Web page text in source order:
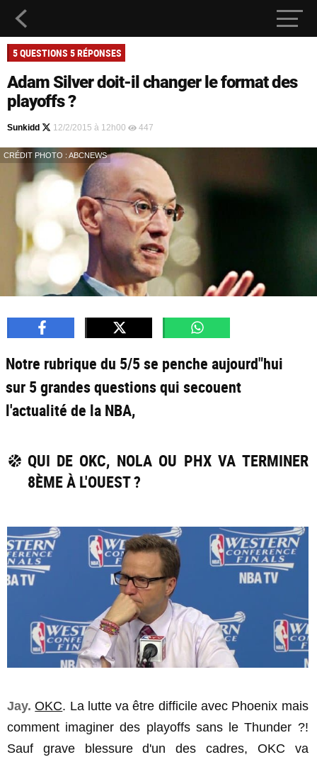
5 QUESTIONS 5 RÉPONSES
Adam Silver doit-il changer le format des
playoffs ?
Sunkidd 12/2/2015 à 12h00 447
CRÉDIT PHOTO : ABCNEWS
Notre rubrique du 5/5 se penche aujourd"hui
sur 5 grandes questions qui secouent
l'actualité de la NBA,
QUI DE OKC, NOLA OU PHX VA TERMINER
8ÈME À L'OUEST ?
Jay. OKC. La lutte va être difficile avec Phoenix mais
comment imaginer des playoffs sans le Thunder ?!
Sauf grave blessure d'un des cadres, OKC va